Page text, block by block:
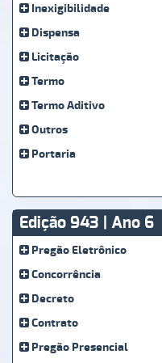
Inexigibilidade
Dispensa
Licitação
Termo
Termo Aditivo
Outros
Portaria
Edição 943 | Ano 6
Pregão Eletrônico
Concorrência
Decreto
Contrato
Pregão Presencial